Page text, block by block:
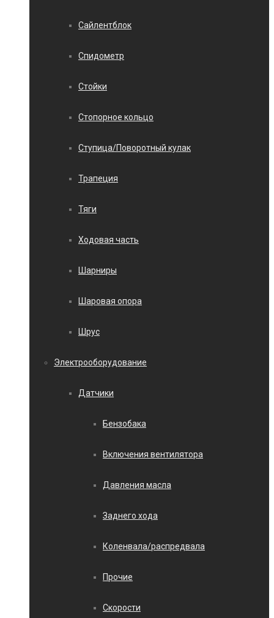
Сайлентблок
Спидометр
Стойки
Стопорное кольцо
Ступица/Поворотный кулак
Трапеция
Тяги
Ходовая часть
Шарниры
Шаровая опора
Шрус
Электрооборудование
Датчики
Бензобака
Включения вентилятора
Давления масла
Заднего хода
Коленвала/распредвала
Прочие
Скорости